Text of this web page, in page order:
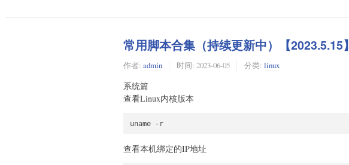
常用脚本合集（持续更新中）【2023.5.15】
作者: admin 时间: 2023-06-05 分类: linux
系统篇
查看Linux内核版本
查看本机绑定的IP地址